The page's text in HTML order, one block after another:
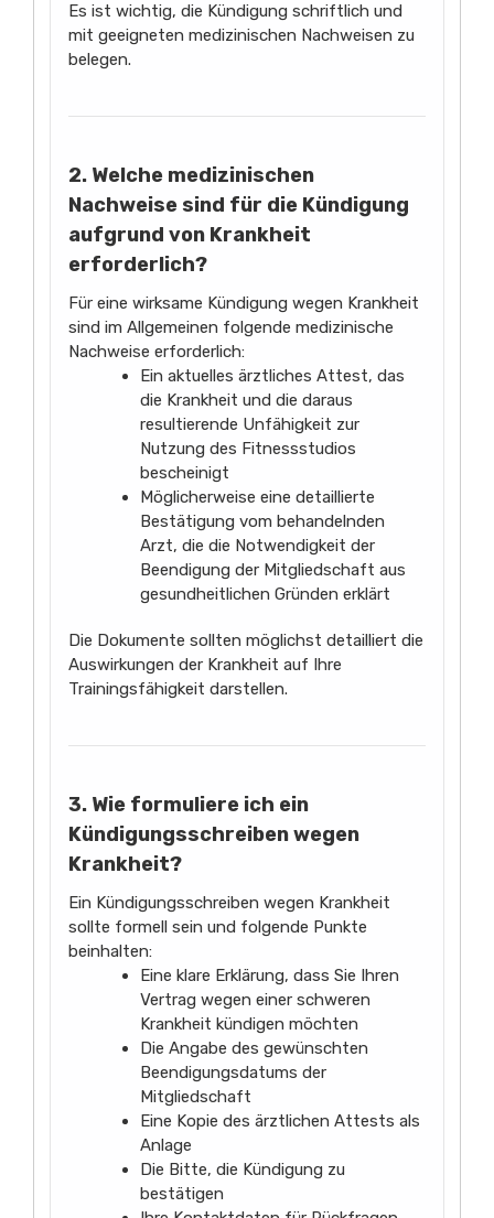
Es ist wichtig, die Kündigung schriftlich und
mit geeigneten medizinischen Nachweisen zu
belegen.
2. Welche medizinischen
Nachweise sind für die Kündigung
aufgrund von Krankheit
erforderlich?
Für eine wirksame Kündigung wegen Krankheit
sind im Allgemeinen folgende medizinische
Nachweise erforderlich:
Ein aktuelles ärztliches Attest, das
die Krankheit und die daraus
resultierende Unfähigkeit zur
Nutzung des Fitnessstudios
bescheinigt
Möglicherweise eine detaillierte
Bestätigung vom behandelnden
Arzt, die die Notwendigkeit der
Beendigung der Mitgliedschaft aus
gesundheitlichen Gründen erklärt
Die Dokumente sollten möglichst detailliert die
Auswirkungen der Krankheit auf Ihre
Trainingsfähigkeit darstellen.
3. Wie formuliere ich ein
Kündigungsschreiben wegen
Krankheit?
Ein Kündigungsschreiben wegen Krankheit
sollte formell sein und folgende Punkte
beinhalten:
Eine klare Erklärung, dass Sie Ihren
Vertrag wegen einer schweren
Krankheit kündigen möchten
Die Angabe des gewünschten
Beendigungsdatums der
Mitgliedschaft
Eine Kopie des ärztlichen Attests als
Anlage
Die Bitte, die Kündigung zu
bestätigen